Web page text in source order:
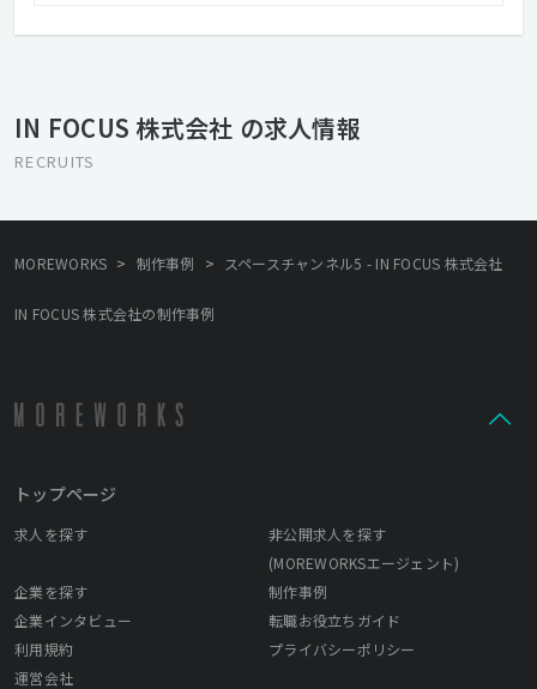
れぞれの部署ごとの制作だけでなく、ブランディングやプランニ
ングなど全体を見据えた総合的なクリエイティブを実施し、クオ
ラリーとしても運営をしており年間を通じて多くのクリエイター
FOCUSは創立10年目を迎えることができました。 次の10年に進む
IN FOCUS 株式会社 の求人情報
RECRUITS
MOREWORKS > 制作事例 > スペースチャンネル5 - IN FOCUS 株式会社
IN FOCUS 株式会社の制作事例
トップページ
求人を探す
非公開求人を探す
(MOREWORKSエージェント)
企業を探す
制作事例
企業インタビュー
転職お役立ちガイド
利用規約
プライバシーポリシー
運営会社